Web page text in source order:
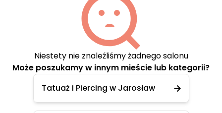
Niestety nie znaleźliśmy żadnego salonu
Może poszukamy w innym mieście lub kategorii?
Tatuaż i Piercing w Jarosław